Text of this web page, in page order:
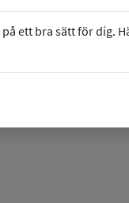
ett bra sätt för dig.